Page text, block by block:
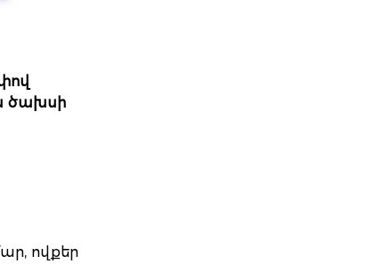
ծախսի
ովքեր